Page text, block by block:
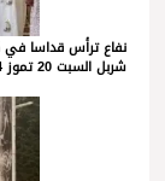
نفاع ترأس قداسا
شربل السبت 20 تموز 2024